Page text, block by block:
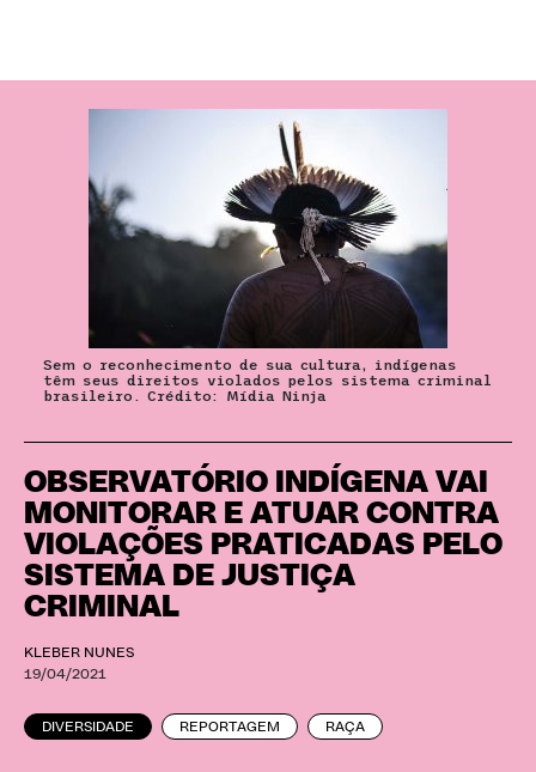
OBSERVATÓRIO INDÍGENA VAI
MONITORAR E ATUAR CONTRA
VIOLAÇÕES PRATICADAS PELO
SISTEMA DE JUSTIÇA
CRIMINAL
KLEBER NUNES
19/04/2021
DIVERSIDADE REPORTAGEM RAÇA
Sem o reconhecimento de sua cultura, indígenas
têm seus direitos violados pelos sistema criminal
brasileiro. Crédito: Mídia Ninja